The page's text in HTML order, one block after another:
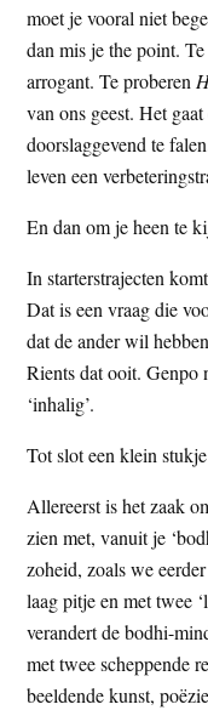
moet je vooral niet
dan mis je the point.
arrogant. Te proberen
van ons geest. Het
doorslaggevend te
leven een
En dan om je heen te
In starterstrajecten
Dat is een vraag die
dat de ander wil
Rients dat ooit. Genpo
‘inhalig’.
Tot slot een klein
Allereerst is het zaak
zien met, vanuit je
zoheid, zoals we
laag pitje en met twee
verandert de bodhi-
met twee scheppende
beeldende kunst,